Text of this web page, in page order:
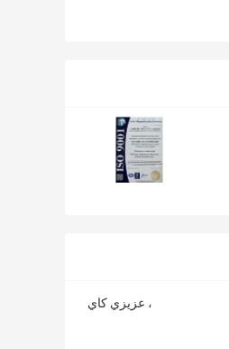
عزيزي كاي ،